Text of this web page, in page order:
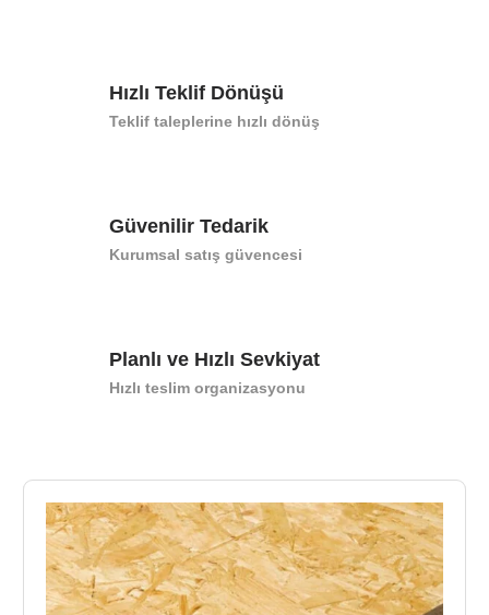
Hızlı Teklif Dönüşü
Teklif taleplerine hızlı dönüş
Güvenilir Tedarik
Kurumsal satış güvencesi
Planlı ve Hızlı Sevkiyat
Hızlı teslim organizasyonu